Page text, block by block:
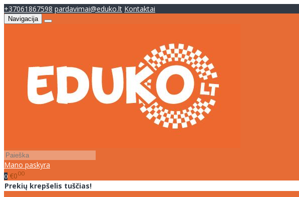
+37061867598 pardavimai@eduko.lt Kontaktai
Navigacija
Mano paskyra
0 €000
Prekių krepšelis tuščias!